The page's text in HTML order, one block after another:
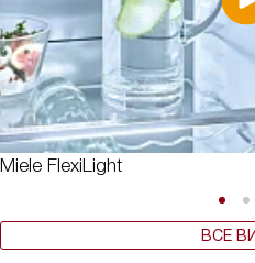
Miele FlexiLight
ВСЕ